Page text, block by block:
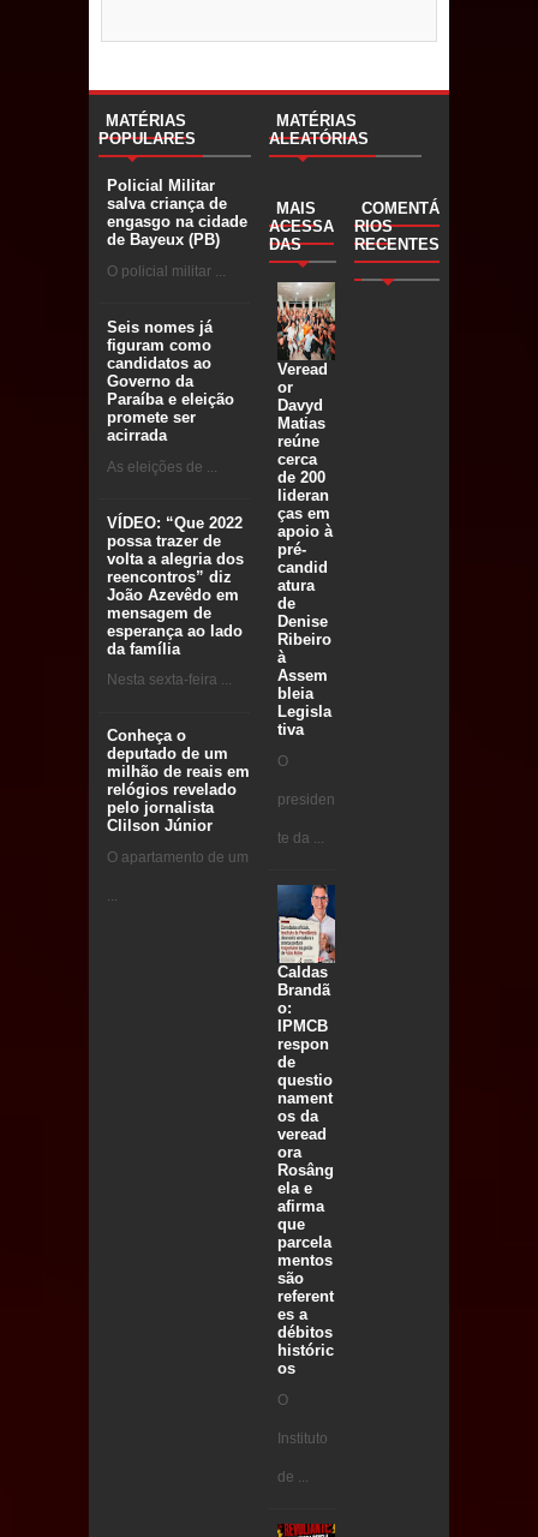
MATÉRIAS
POPULARES
Policial Militar
salva criança de
engasgo na cidade
de Bayeux (PB)
O policial militar ...
Seis nomes já
figuram como
candidatos ao
Governo da
Paraíba e eleição
promete ser
acirrada
As eleições de ...
VÍDEO: “Que 2022
possa trazer de
volta a alegria dos
reencontros” diz
João Azevêdo em
mensagem de
esperança ao lado
da família
Nesta sexta-feira ...
Conheça o
deputado de um
milhão de reais em
relógios revelado
pelo jornalista
Clilson Júnior
O apartamento de um
...
MATÉRIAS
ALEATÓRIAS
MAIS
ACESSA
DAS
Veread
or
Davyd
Matias
reúne
cerca
de 200
lideran
ças em
apoio à
pré-
candid
atura
de
Denise
Ribeiro
à
Assem
bleia
Legisla
tiva
O
presiden
te da ...
Caldas
Brandã
o:
IPMCB
respon
de
questio
nament
os da
veread
ora
Rosâng
ela e
afirma
que
parcela
mentos
são
referent
es a
débitos
históric
os
O
Instituto
de ...
COMENTÁ
RIOS
RECENTES